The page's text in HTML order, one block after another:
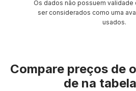
Os dados não possuem validade
ser considerados como uma
usados.
Compare preços de
de na